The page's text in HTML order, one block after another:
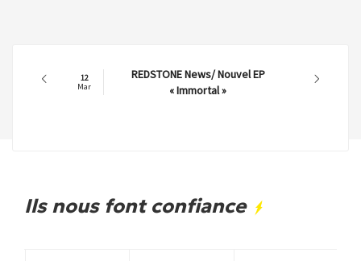
12
Mar
REDSTONE News/ Nouvel EP
« Immortal »
Ils nous font confiance